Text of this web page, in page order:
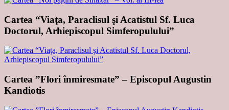
Cartea “Viaţa, Paraclisul şi Acatistul Sf. Luca
Doctorul, Arhiepiscopul Simferopulului”
Cartea ”Flori înmiresmate” – Episcopul Augustin
Kandiotis